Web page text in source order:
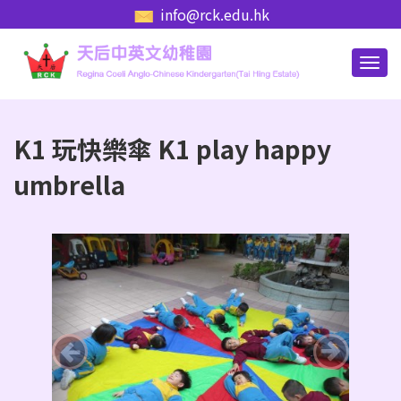
info@rck.edu.hk
K1 玩快樂傘 K1 play happy
umbrella